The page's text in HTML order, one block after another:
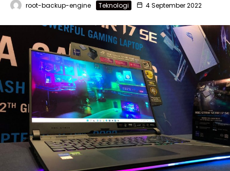
root-backup-engine Teknologi 4 September 2022